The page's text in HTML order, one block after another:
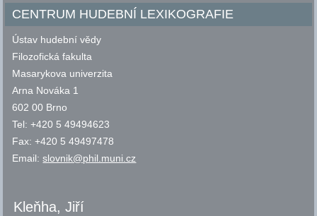
CENTRUM HUDEBNÍ LEXIKOGRAFIE
Ústav hudební vědy
Filozofická fakulta
Masarykova univerzita
Arna Nováka 1
602 00 Brno
Tel: +420 5 49494623
Fax: +420 5 49497478
Email:slovnik@phil.muni.cz
Kleňha, Jiří